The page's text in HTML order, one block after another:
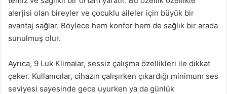
alerjisi olan bireyler ve çocuklu aileler için büyük bir
avantaj sağlar. Böylece hem konfor hem de sağlık bir arada
sunulmuş olur.
Ayrıca, 9 Luk Klimalar, sessiz çalışma özellikleri ile dikkat
çeker. Kullanıcılar, cihazın çalışırken çıkardığı minimum ses
seviyesi sayesinde gece uyurken ya da günlük